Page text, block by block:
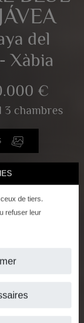
de tiers.
refuser leur
del
Xàbia
€
3 chambres